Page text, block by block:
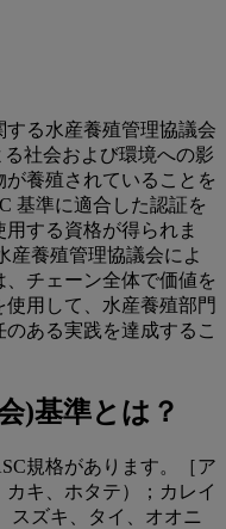
る水産養殖管理協議会
社会および環境への影
養殖されていることを
基準に適合した認証を
する資格が得られま
産養殖管理協議会によ
チェーン全体で価値を
用して、水産養殖部門
ある実践を達成するこ
)基準とは？
規格があります。［ア
キ、ホタテ）；カレイ
スズキ、タイ、オオニ